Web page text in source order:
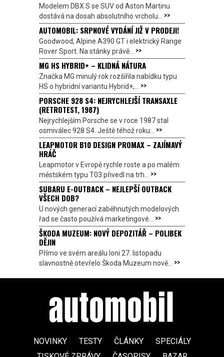
Modelem DBX S se SUV od Aston Martinu
dostává na dosah absolutního vrcholu... >>
AUTOMOBIL: SRPNOVÉ VYDÁNÍ JIŽ V PRODEJI!
Goodwood, Alpine A390 GT i elektrický Range
Rover Sport. Na stánky právě... >>
MG HS HYBRID+ – KLIDNÁ NÁTURA
Značka MG minulý rok rozšířila nabídku typu
HS o hybridní variantu Hybrid+,... >>
PORSCHE 928 S4: NEJRYCHLEJŠÍ TRANSAXLE
(RETROTEST, 1987)
Nejrychlejším Porsche se v roce 1987 stal
osmiválec 928 S4. Ještě téhož roku... >>
LEAPMOTOR B10 DESIGN PROMAX – ZAJÍMAVÝ
HRÁČ
Leapmotor v Evropě rychle roste a po malém
městském typu T03 přivedl na trh... >>
SUBARU E-OUTBACK – NEJLEPŠÍ OUTBACK
VŠECH DOB?
U nových generací zaběhnutých modelových
řad se často používá marketingové... >>
ŠKODA MUZEUM: NOVÝ DEPOZITÁŘ – POLIBEK
DĚJIN
Přímo ve svém areálu loni 27. listopadu
slavnostně otevřelo Škoda Muzeum nově... >>
NOVINKY TESTY ČLÁNKY
SPECIÁLY